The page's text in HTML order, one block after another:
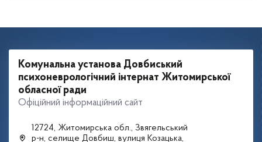
Комунальна установа Довбиський
психоневрологічний інтернат Житомирської
обласної ради
Офіційний інформаційний сайт
12724, Житомирська обл., Звягельський
р-н, селище Довбиш, вулиця Козацька,